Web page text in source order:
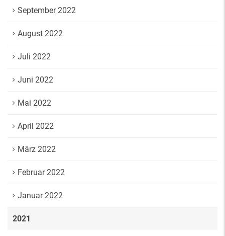
September 2022
August 2022
Juli 2022
Juni 2022
Mai 2022
April 2022
März 2022
Februar 2022
Januar 2022
2021